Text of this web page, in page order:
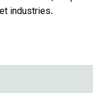
industries.